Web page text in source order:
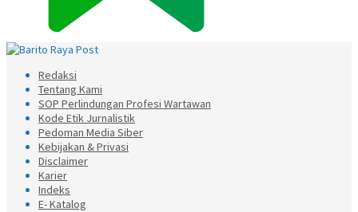
Redaksi
Tentang Kami
SOP Perlindungan Profesi Wartawan
Kode Etik Jurnalistik
Pedoman Media Siber
Kebijakan & Privasi
Disclaimer
Karier
Indeks
E- Katalog